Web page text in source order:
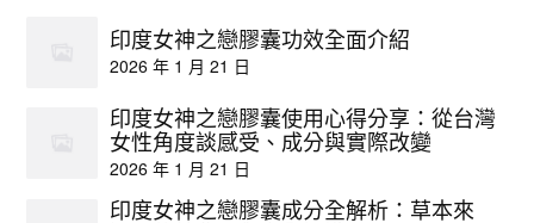
印度女神之戀膠囊功效全面介紹
2026 年 1 月 21 日
印度女神之戀膠囊使用心得分享：從台灣
女性角度談感受、成分與實際改變
2026 年 1 月 21 日
印度女神之戀膠囊成分全解析：草本來